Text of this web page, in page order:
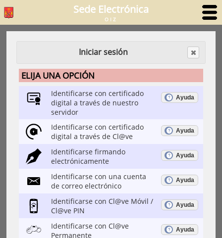
Sede Electrónica
OIZ
Iniciar sesión